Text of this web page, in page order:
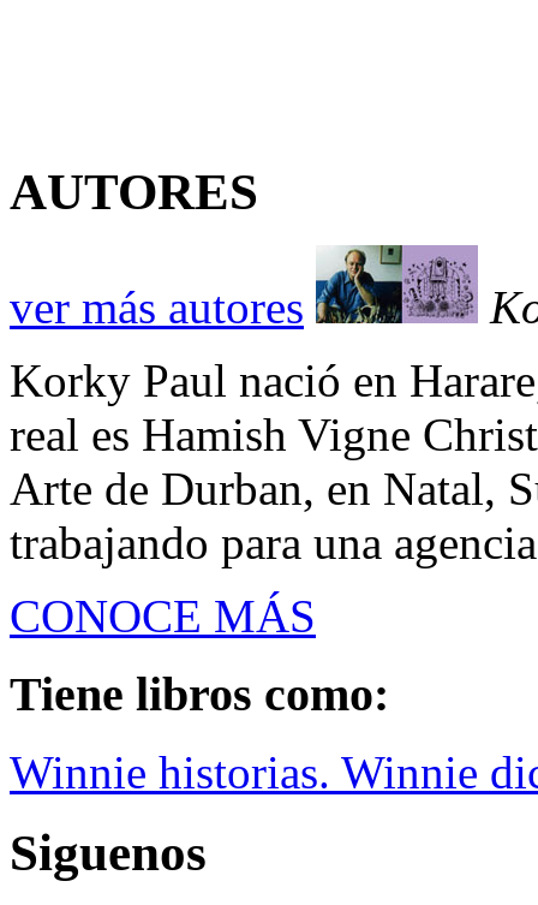
AUTORES
ver más autores
Korky Paul nació en
real es Hamish Vigne
Arte de Durban, en Natal,
trabajando para una
CONOCE MÁS
Tiene libros como:
Winnie historias. Winnie
Siguenos